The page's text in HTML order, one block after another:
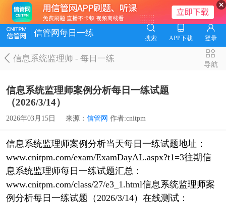
信管网每日一练
搜索 APP下载 登录
信息系统监理师-每日一练
导航
信息系统监理师案例分析每日一练试题
（2026/3/14）
2026年03月15日 来源： 信管网 作者:cnitpm
信息系统监理师案例分析当天每日一练试题地址：
www.cnitpm.com/exam/ExamDayAL.aspx?t1=3往期信
息系统监理师每日一练试题汇总：
www.cnitpm.com/class/27/e3_1.html信息系统监理师案
例分析每日一练试题（2026/3/14）在线测试：